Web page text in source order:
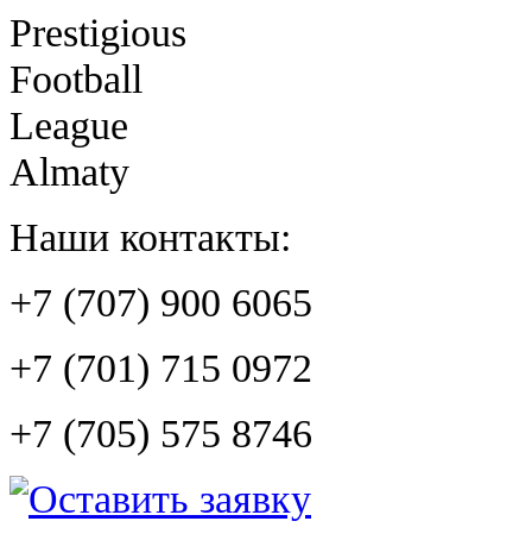
Prestigious
Football
League
Almaty
Наши контакты:
+7 (707) 900 6065
+7 (701) 715 0972
+7 (705) 575 8746